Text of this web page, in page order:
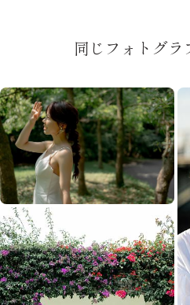
同じフォトグ